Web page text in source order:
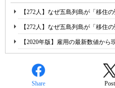
【272人】なぜ五島列島が「移住
【272人】なぜ五島列島が「移住
【2020年版】雇用の最新数値か
Share Post